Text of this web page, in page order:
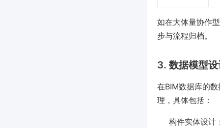
如在大体量协作
步与流程归档。
3. 数据模型
在BIM数据库的
理，具体包括：
构件实体设计